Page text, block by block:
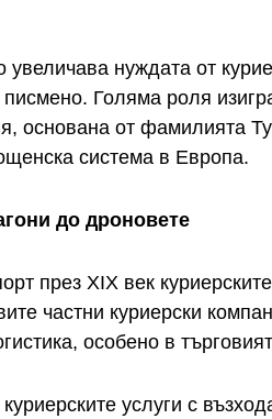
нуждата от
писмено. Голяма роля
основана от фамилията
система в Европа.
до дроновете
през XIX век
частни куриерски
особено в
услуги с